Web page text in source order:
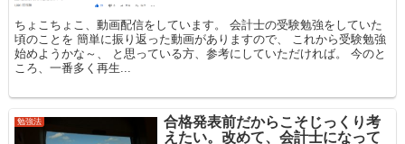
ちょこちょこ、動画配信をしています。 会計士の受験勉強をしていた
頃のことを 簡単に振り返った動画がありますので、 これから受験勉強
始めようかな～、 と思っている方、参考にしていただければ。 今のと
ころ、一番多く再生...
勉強法
合格発表前だからこそじっくり考
えたい。改めて、会計士になって